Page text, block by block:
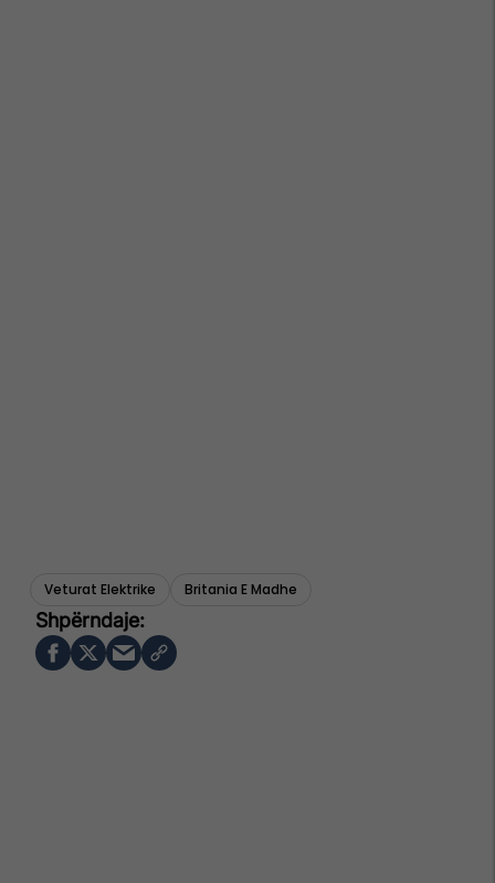
Veturat Elektrike Britania E Madhe